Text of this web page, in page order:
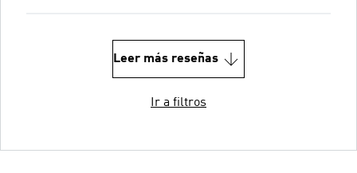
Leer más reseñas
Ir a filtros